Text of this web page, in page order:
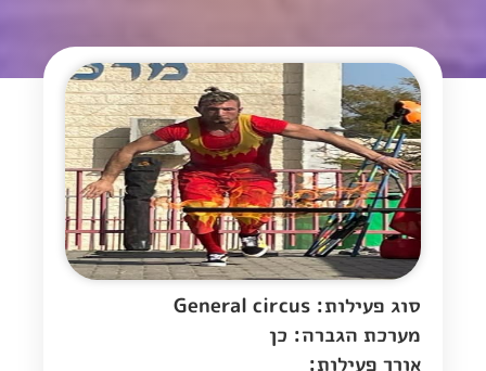
סוג פעילות: General circus
מערכת הגברה: כן
אורך פעילות: